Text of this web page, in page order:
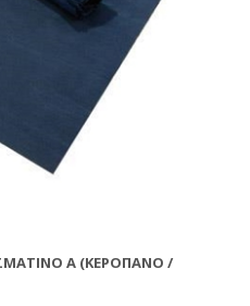
Α (ΚΕΡΌΠΑΝΟ /